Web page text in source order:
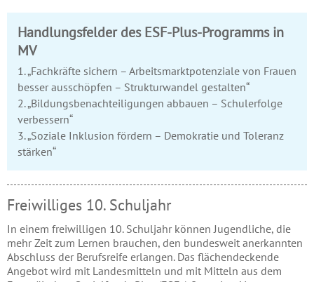
Handlungsfelder des ESF-Plus-Programms in
MV
1. „Fachkräfte sichern – Arbeitsmarktpotenziale von Frauen
besser ausschöpfen – Strukturwandel gestalten“
2. „Bildungsbenachteiligungen abbauen – Schulerfolge
verbessern“
3. „Soziale Inklusion fördern – Demokratie und Toleranz
stärken“
Freiwilliges 10. Schuljahr
In einem freiwilligen 10. Schuljahr können Jugendliche, die
mehr Zeit zum Lernen brauchen, den bundesweit anerkannten
Abschluss der Berufsreife erlangen. Das flächendeckende
Angebot wird mit Landesmitteln und mit Mitteln aus dem